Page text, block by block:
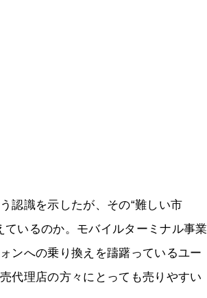
認識を示したが、その“難しい市
いるのか。モバイルターミナル事業
ンへの乗り換えを躊躇っているユー
代理店の方々にとっても売りやすい